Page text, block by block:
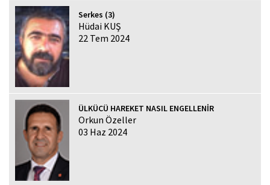
Serkes (3)
Hüdai KUŞ
22 Tem 2024
ÜLKÜCÜ HAREKET NASIL ENGELLENİR
Orkun Özeller
03 Haz 2024